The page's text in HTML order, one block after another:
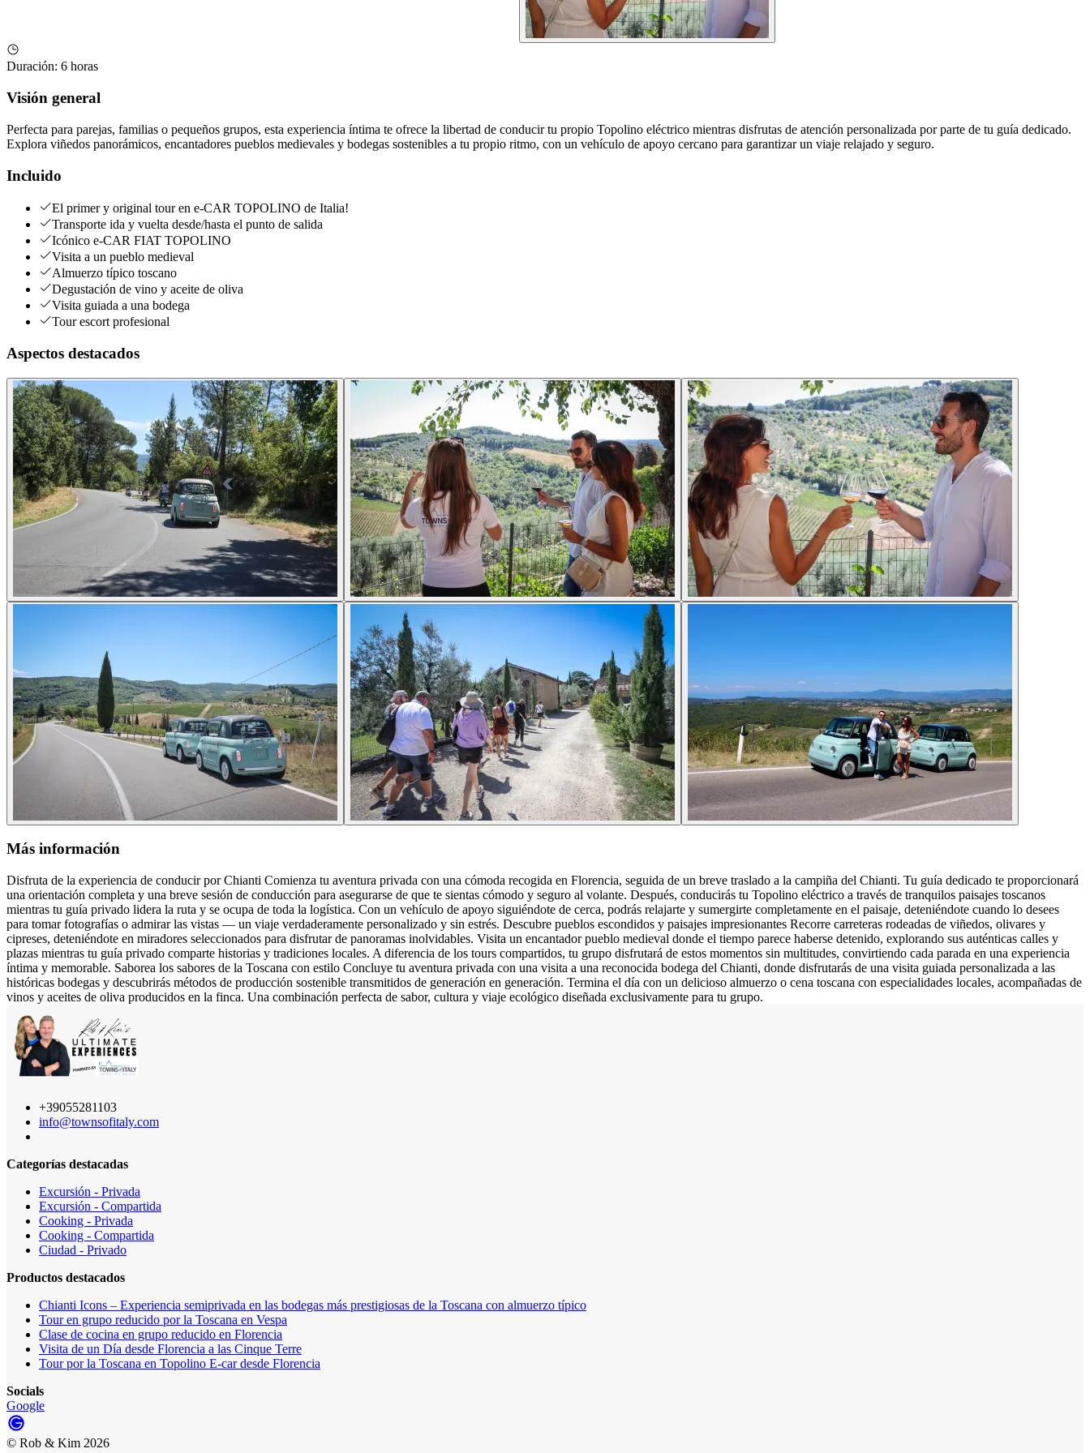
Duración: 6 horas
Visión general
Perfecta para parejas, familias o pequeños grupos, esta experiencia íntima te ofrece la libertad de conducir tu propio Topolino eléctrico mientras disfrutas de atención personalizada por parte de tu guía dedicado.
Explora viñedos panorámicos, encantadores pueblos medievales y bodegas sostenibles a tu propio ritmo, con un vehículo de apoyo cercano para garantizar un viaje relajado y seguro.
Incluido
El primer y original tour en e-CAR TOPOLINO de Italia!
Transporte ida y vuelta desde/hasta el punto de salida
Icónico e-CAR FIAT TOPOLINO
Visita a un pueblo medieval
Almuerzo típico toscano
Degustación de vino y aceite de oliva
Visita guiada a una bodega
Tour escort profesional
Aspectos destacados
Más información
Disfruta de la experiencia de conducir por Chianti Comienza tu aventura privada con una cómoda recogida en Florencia, seguida de un breve traslado a la campiña del Chianti. Tu guía dedicado te proporcionará
una orientación completa y una breve sesión de conducción para asegurarse de que te sientas cómodo y seguro al volante. Después, conducirás tu Topolino eléctrico a través de tranquilos paisajes toscanos
mientras tu guía privado lidera la ruta y se ocupa de toda la logística. Con un vehículo de apoyo siguiéndote de cerca, podrás relajarte y sumergirte completamente en el paisaje, deteniéndote cuando lo desees
para tomar fotografías o admirar las vistas — un viaje verdaderamente personalizado y sin estrés. Descubre pueblos escondidos y paisajes impresionantes Recorre carreteras rodeadas de viñedos, olivares y
cipreses, deteniéndote en miradores seleccionados para disfrutar de panoramas inolvidables. Visita un encantador pueblo medieval donde el tiempo parece haberse detenido, explorando sus auténticas calles y
plazas mientras tu guía privado comparte historias y tradiciones locales. A diferencia de los tours compartidos, tu grupo disfrutará de estos momentos sin multitudes, convirtiendo cada parada en una experiencia
íntima y memorable. Saborea los sabores de la Toscana con estilo Concluye tu aventura privada con una visita a una reconocida bodega del Chianti, donde disfrutarás de una visita guiada personalizada a las
históricas bodegas y descubrirás métodos de producción sostenible transmitidos de generación en generación. Termina el día con un delicioso almuerzo o cena toscana con especialidades locales, acompañadas de
vinos y aceites de oliva producidos en la finca. Una combinación perfecta de sabor, cultura y viaje ecológico diseñada exclusivamente para tu grupo.
+39055281103
info@townsofitaly.com
Categorías destacadas
Excursión - Privada
Excursión - Compartida
Cooking - Privada
Cooking - Compartida
Ciudad - Privado
Productos destacados
Chianti Icons – Experiencia semiprivada en las bodegas más prestigiosas de la Toscana con almuerzo típico
Tour en grupo reducido por la Toscana en Vespa
Clase de cocina en grupo reducido en Florencia
Visita de un Día desde Florencia a las Cinque Terre
Tour por la Toscana en Topolino E-car desde Florencia
Socials
Google
© Rob & Kim 2026